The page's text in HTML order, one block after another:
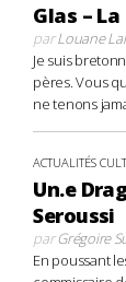
Glas –
parLouane
Je suis
pères. Vous
ne tenons
ACTUALITÉS
Un.e
Seroussi
parGrégoire
En poussant